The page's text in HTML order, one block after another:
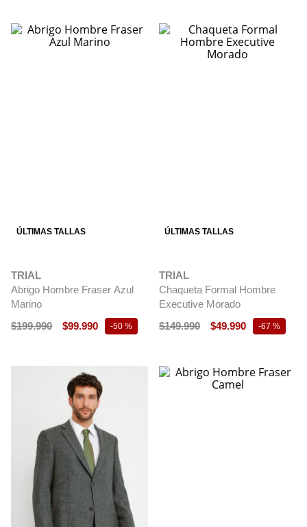
ÚLTIMAS TALLAS
TRIAL
Abrigo Hombre Fraser Azul
Marino
$199.990 $99.990 -50 %
ÚLTIMAS TALLAS
TRIAL
Chaqueta Formal Hombre
Executive Morado
$149.990 $49.990 -67 %